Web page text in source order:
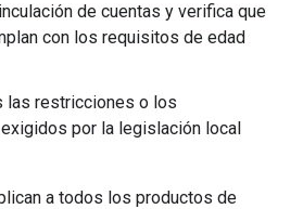
de cuentas y verifica que
con los requisitos de edad
las restricciones o los
por la legislación local
a todos los productos de